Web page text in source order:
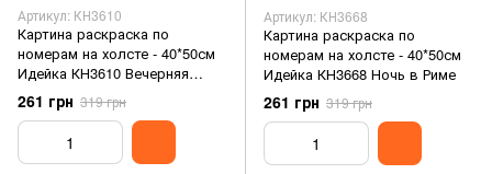
Артикул: КН3610
Картина раскраска по
номерам на холсте - 40*50см
Идейка КН3610 Вечерняя
Испания
261 грн 319 грн
Артикул: КН3668
Картина раскраска по
номерам на холсте - 40*50см
Идейка КН3668 Ночь в Риме
261 грн 319 грн